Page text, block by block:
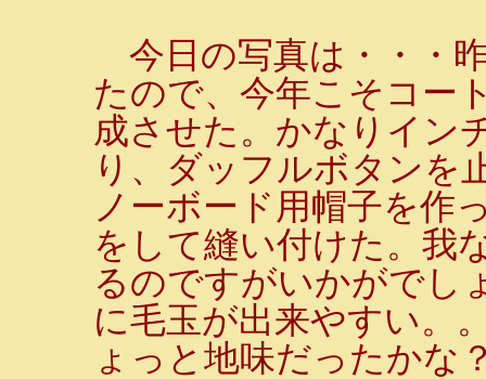
今日の写真は・・・
たので、今年こそコー
成させた。かなりイン
り、ダッフルボタンを
ノーボード用帽子を作
をして縫い付けた。我
るのですがいかがでし
に毛玉が出来やすい。
ょっと地味だったかな